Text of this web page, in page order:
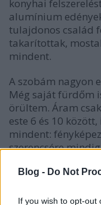
Blog - Do Not
If you wish to opt-out
konyhai
alumínium
tulajdonos család
takarítottak,
mindent.
A szobám nagyon
Még saját fürdőm
örültem. Áram
este 6 és 10
mindent:
szerencsére
Érkezésünk
megmondani,